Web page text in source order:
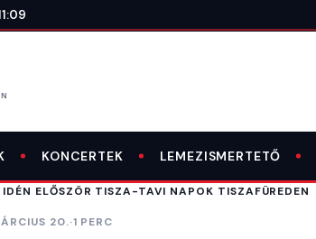
KONCERTEK LEMEZISMERTETŐ
IDÉN ELŐSZÖR TISZA-TAVI NAPOK TISZAFÜREDEN
20.·1 PERC